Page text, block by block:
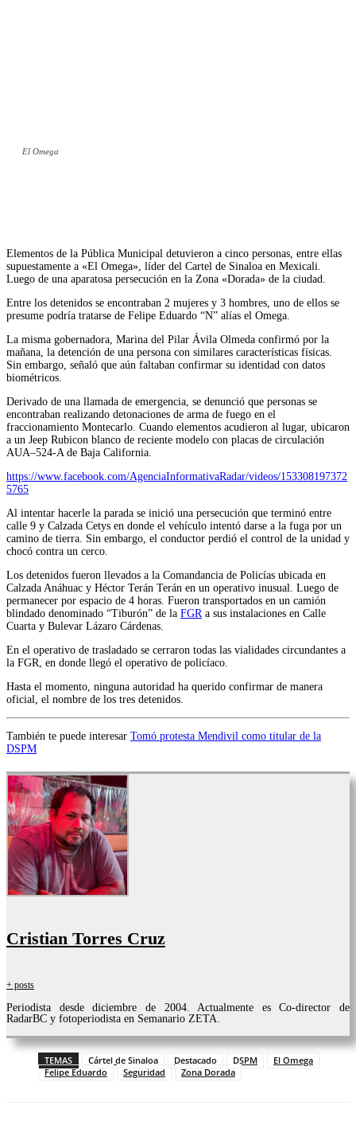
El Omega
Elementos de la Pública Municipal detuvieron a cinco personas, entre ellas
supuestamente a «El Omega», líder del Cartel de Sinaloa en Mexicali.
Luego de una aparatosa persecución en la Zona «Dorada» de la ciudad.
Entre los detenidos se encontraban 2 mujeres y 3 hombres, uno de ellos se
presume podría tratarse de Felipe Eduardo “N” alías el Omega.
La misma gobernadora, Marina del Pilar Ávila Olmeda confirmó por la
mañana, la detención de una persona con similares características físicas.
Sin embargo, señaló que aún faltaban confirmar su identidad con datos
biométricos.
Derivado de una llamada de emergencia, se denunció que personas se
encontraban realizando detonaciones de arma de fuego en el
fraccionamiento Montecarlo. Cuando elementos acudieron al lugar, ubicaron
a un Jeep Rubicon blanco de reciente modelo con placas de circulación
AUA–524-A de Baja California.
https://www.facebook.com/AgenciaInformativaRadar/videos/153308197372
5765
Al intentar hacerle la parada se inició una persecución que terminó entre
calle 9 y Calzada Cetys en donde el vehículo intentó darse a la fuga por un
camino de tierra. Sin embargo, el conductor perdió el control de la unidad y
chocó contra un cerco.
Los detenidos fueron llevados a la Comandancia de Policías ubicada en
Calzada Anáhuac y Héctor Terán Terán en un operativo inusual. Luego de
permanecer por espacio de 4 horas. Fueron transportados en un camión
blindado denominado “Tiburón” de la FGR a sus instalaciones en Calle
Cuarta y Bulevar Lázaro Cárdenas.
En el operativo de trasladado se cerraron todas las vialidades circundantes a
la FGR, en donde llegó el operativo de policíaco.
Hasta el momento, ninguna autoridad ha querido confirmar de manera
oficial, el nombre de los tres detenidos.
También te puede interesar Tomó protesta Mendivil como titular de la
DSPM
Cristian Torres Cruz
+ posts
Periodista desde diciembre de 2004. Actualmente es Co-director de
RadarBC y fotoperiodista en Semanario ZETA.
TEMAS Cártel de Sinaloa Destacado DSPM
El Omega
Felipe Eduardo
Seguridad Zona Dorada